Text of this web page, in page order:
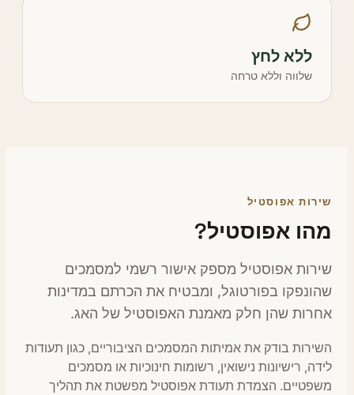
ללא לחץ
שלווה וללא טרחה
אפוסטיל
אפוסטיל?
אפוסטיל מספק אישור רשמי למסמכים
בפורטוגל, ומבטיח את הכרתם במדינות
שהן חלק מאמנת האפוסטיל של האג.
בודק את אמיתות המסמכים הציבוריים, כגון תעודות
רישיונות נישואין, רשומות חינוכיות או מסמכים
הצמדת תעודת אפוסטיל מפשטת את תהליך